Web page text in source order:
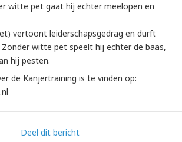
witte pet gaat hij echter meelopen en
vertoont leiderschapsgedrag en durft
witte pet speelt hij echter de baas,
hij pesten.
de Kanjertraining is te vinden op:
Deel dit bericht